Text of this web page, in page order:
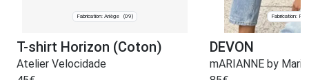
Fabrication: Ariège (09)
T-shirt Horizon (Coton)
Atelier Velocidade
Fabrication:
DEVON
mARIANNE by